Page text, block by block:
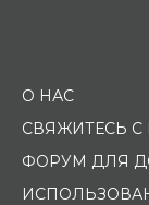
О НАС
СВЯЖИТЕСЬ С
ФОРУМ ДЛЯ